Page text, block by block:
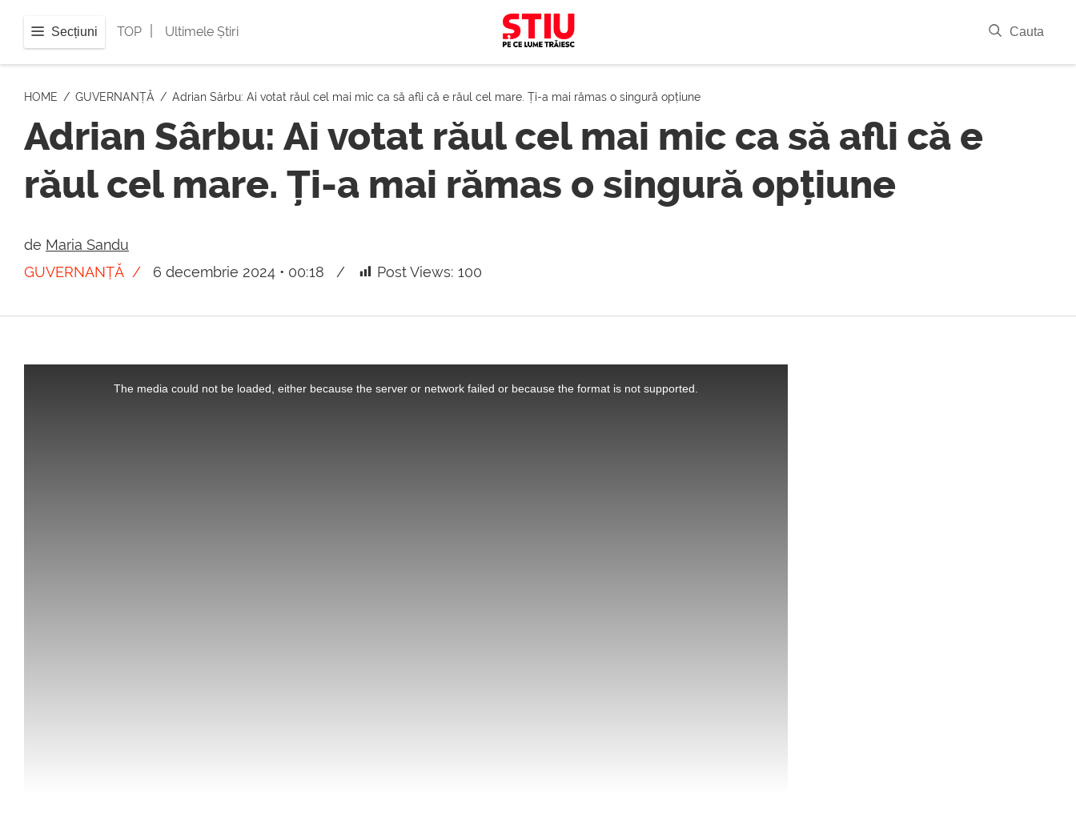
Secțiuni TOP Ultimele Știri Cauta
HOME GUVERNANȚĂ Adrian Sârbu: Ai votat răul cel mai mic ca să afli că e răul cel mare. Ți-a mai rămas o singură opțiune
Adrian Sârbu: Ai votat răul cel mai mic ca să afli că e
răul cel mare. Ți-a mai rămas o singură opțiune
de Maria Sandu
GUVERNANȚĂ
6 decembrie 2024 • 00:18 Post Views: 100
The media could not be loaded, either because the server or network failed or because the format is not supported.